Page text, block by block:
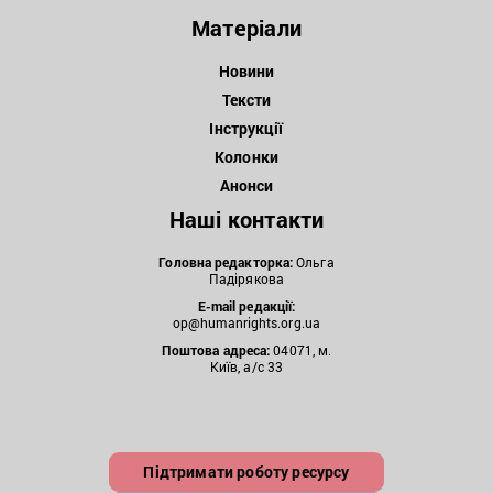
Матеріали
Новини
Тексти
Інструкції
Колонки
Анонси
Наші контакти
Головна редакторка:Ольга
Падірякова
E-mail редакції:
op@humanrights.org.ua
Поштова адреса:04071, м.
Київ, а/с 33
Підтримати роботу ресурсу